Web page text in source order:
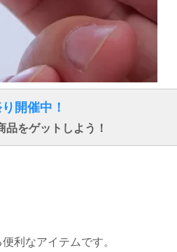
開催中！
をゲットしよう！
利なアイテムです。